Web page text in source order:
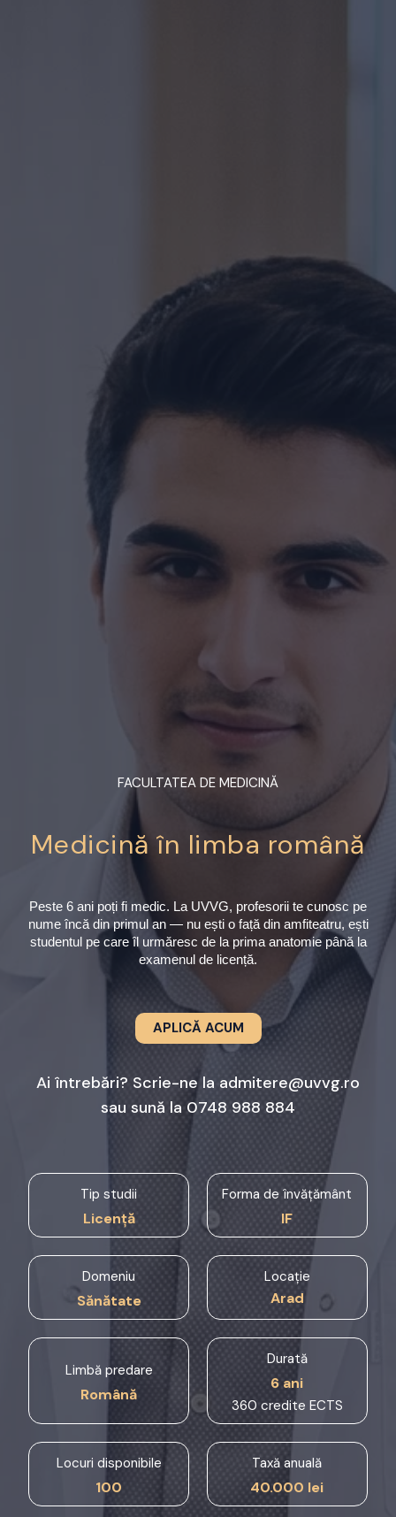
FACULTATEA DE MEDICINĂ
Medicină în limba română
Peste 6 ani poți fi medic. La UVVG, profesorii te cunosc pe
nume încă din primul an — nu ești o față din amfiteatru, ești
studentul pe care îl urmăresc de la prima anatomie până la
examenul de licență.
APLICĂ ACUM
Ai întrebări? Scrie-ne la admitere@uvvg.ro
sau sună la 0748 988 884
Tip studii
Licență
Forma de învățământ
IF
Domeniu
Sănătate
Locație
Arad
Limbă predare
Română
Durată
6 ani
360 credite ECTS
Locuri disponibile
100
Taxă anuală
40.000 lei